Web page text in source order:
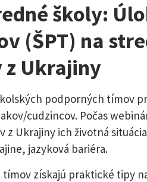
školy:
(ŠPT) na
z Ukrajiny
podporných tímov
cudzincov. Počas
Ukrajiny ich životná
jazyková bariéra.
získajú praktické tipy